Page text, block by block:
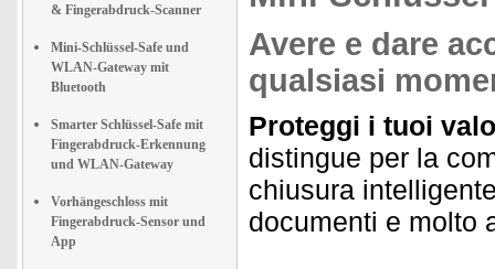
& Fingerabdruck-Scanner
Mini-Schlüssel-Safe und
WLAN-Gateway mit
Bluetooth
Smarter Schlüssel-Safe mit
Fingerabdruck-Erkennung
und WLAN-Gateway
Vorhängeschloss mit
Fingerabdruck-Sensor und
App
Avere e dare
qualsiasi
Proteggi i tuoi
distingue per la
chiusura
documenti e molto